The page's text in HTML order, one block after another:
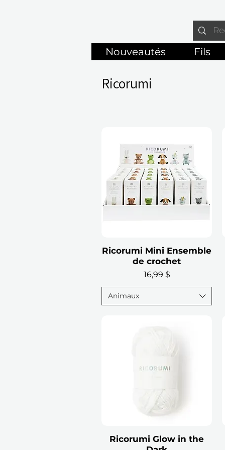
Nouveautés Fils
Ricorumi
Aperçu rapide
Ricorumi Mini Ensemble
de crochet
Prix
16,99 $
Animaux
Aperçu rapide
Ricorumi Glow in the